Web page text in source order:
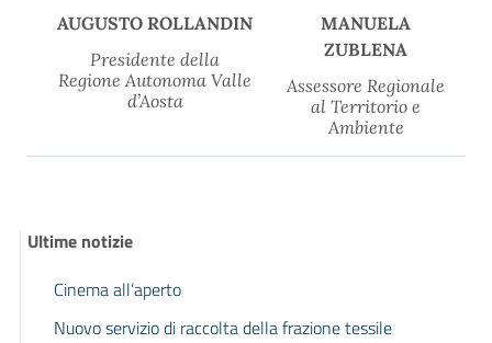
AUGUSTO ROLLANDIN
Presidente della
Regione Autonoma Valle
d’Aosta
MANUELA
ZUBLENA
Assessore Regionale
al Territorio e
Ambiente
Ultime notizie
Cinema all’aperto
Nuovo servizio di raccolta della frazione tessile